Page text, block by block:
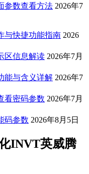
参数查看方法 2026年7
与快捷功能指南 2026
区信息解读 2026年7月
能与含义详解 2026年7
看密码参数 2026年7月
码参数 2026年8月5日
INVT英威腾